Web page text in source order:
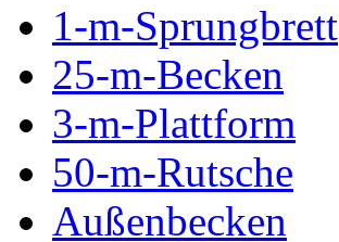
1-m-Sprungbrett
25-m-Becken
3-m-Plattform
50-m-Rutsche
Außenbecken